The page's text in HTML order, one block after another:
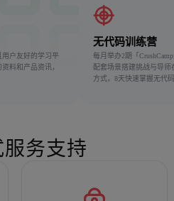
户友好的学习平
料和产品资讯，
无代码训练营
每月举办2期「
配套场景搭建挑战与导
方式，8天快速掌握无代
务支持